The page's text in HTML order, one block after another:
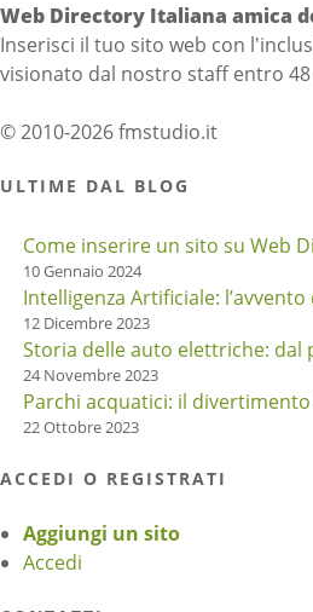
Web Directory Italiana amica
Inserisci il tuo sito web con
visionato dal nostro staff entro
© 2010-2026 fmstudio.it
ULTIME DAL BLOG
Come inserire un sito su Web
10 Gennaio 2024
Intelligenza Artificiale:
12 Dicembre 2023
Storia delle auto elettriche: dal
24 Novembre 2023
Parchi acquatici: il
22 Ottobre 2023
ACCEDI O REGISTRATI
Aggiungi un sito
Accedi